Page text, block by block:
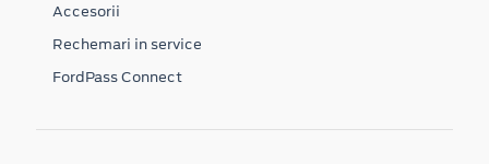
Accesorii
Rechemari in service
FordPass Connect